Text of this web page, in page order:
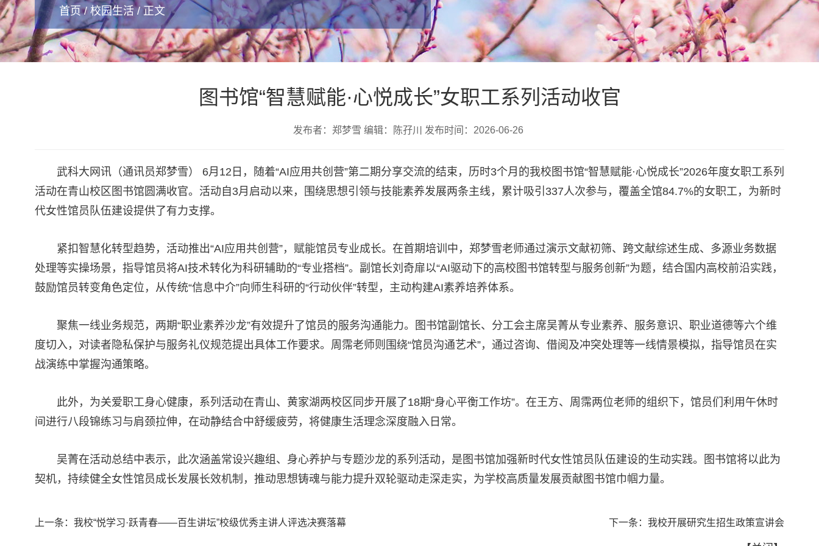
首页/ 校园生活/ 正文
图书馆“智慧赋能·心悦成长”女职工系列活动收官
发布者：郑梦雪 编辑：陈孖川 发布时间：2026-06-26
武科大网讯（通讯员郑梦雪） 6月12日，随着“AI应用共创营”第二期分享交流的结束，历时3个月的我校图书馆“智慧赋能·心悦成长”2026年度女职工系列
活动在青山校区图书馆圆满收官。活动自3月启动以来，围绕思想引领与技能素养发展两条主线，累计吸引337人次参与，覆盖全馆84.7%的女职工，为新时
代女性馆员队伍建设提供了有力支撑。
紧扣智慧化转型趋势，活动推出“AI应用共创营”，赋能馆员专业成长。在首期培训中，郑梦雪老师通过演示文献初筛、跨文献综述生成、多源业务数据
处理等实操场景，指导馆员将AI技术转化为科研辅助的“专业搭档”。副馆长刘奇扉以“AI驱动下的高校图书馆转型与服务创新”为题，结合国内高校前沿实践，
鼓励馆员转变角色定位，从传统“信息中介”向师生科研的“行动伙伴”转型，主动构建AI素养培养体系。
聚焦一线业务规范，两期“职业素养沙龙”有效提升了馆员的服务沟通能力。图书馆副馆长、分工会主席吴菁从专业素养、服务意识、职业道德等六个维
度切入，对读者隐私保护与服务礼仪规范提出具体工作要求。周霈老师则围绕“馆员沟通艺术”，通过咨询、借阅及冲突处理等一线情景模拟，指导馆员在实
战演练中掌握沟通策略。
此外，为关爱职工身心健康，系列活动在青山、黄家湖两校区同步开展了18期“身心平衡工作坊”。在王方、周霈两位老师的组织下，馆员们利用午休时
间进行八段锦练习与肩颈拉伸，在动静结合中舒缓疲劳，将健康生活理念深度融入日常。
吴菁在活动总结中表示，此次涵盖常设兴趣组、身心养护与专题沙龙的系列活动，是图书馆加强新时代女性馆员队伍建设的生动实践。图书馆将以此为
契机，持续健全女性馆员成长发展长效机制，推动思想铸魂与能力提升双轮驱动走深走实，为学校高质量发展贡献图书馆巾帼力量。
上一条： 我校“悦学习·跃青春——百生讲坛”校级优秀主讲人评选决赛落幕 下一条： 我校开展研究生招生政策宣讲会